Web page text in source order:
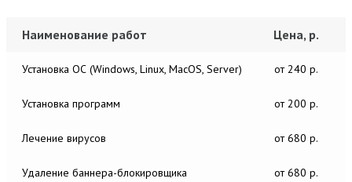
Наименование работ Цена, р.
Установка ОС (Windows, Linux, MacOS, Server) от 240 р.
Установка программ от 200 р.
Лечение вирусов от 680 р.
Удаление баннера-блокировщика от 680 р.